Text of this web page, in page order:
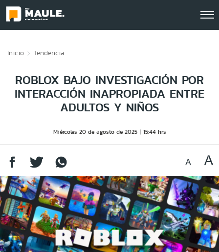
Inicio Tendencia
ROBLOX BAJO INVESTIGACIÓN POR
INTERACCIÓN INAPROPIADA ENTRE
ADULTOS Y NIÑOS
Miércoles 20 de agosto de 2025 15:44 hrs